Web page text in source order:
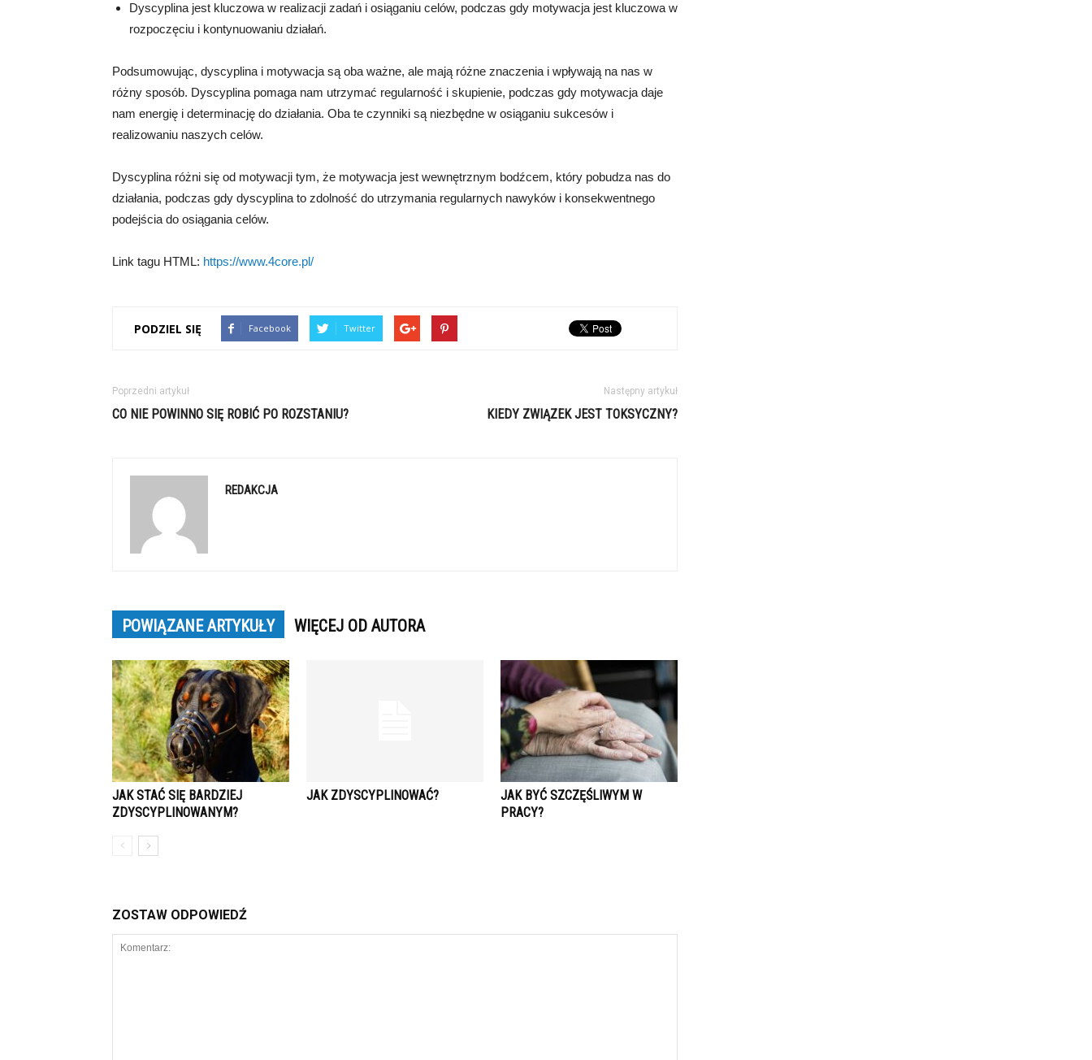
Dyscyplina jest kluczowa w realizacji zadań i osiąganiu celów, podczas gdy motywacja jest kluczowa w
rozpoczęciu i kontynuowaniu działań.
Podsumowując, dyscyplina i motywacja są oba ważne, ale mają różne znaczenia i wpływają na nas w
różny sposób. Dyscyplina pomaga nam utrzymać regularność i skupienie, podczas gdy motywacja daje
nam energię i determinację do działania. Oba te czynniki są niezbędne w osiąganiu sukcesów i
realizowaniu naszych celów.
Dyscyplina różni się od motywacji tym, że motywacja jest wewnętrznym bodźcem, który pobudza nas do
działania, podczas gdy dyscyplina to zdolność do utrzymania regularnych nawyków i konsekwentnego
podejścia do osiągania celów.
Link tagu HTML: https://www.4core.pl/
PODZIEL SIĘ Facebook Twitter
Poprzedni artykuł
CO NIE POWINNO SIĘ ROBIĆ PO ROZSTANIU?
Następny artykuł
KIEDY ZWIĄZEK JEST TOKSYCZNY?
REDAKCJA
POWIĄZANE ARTYKUŁY WIĘCEJ OD AUTORA
JAK STAĆ SIĘ BARDZIEJ
ZDYSCYPLINOWANYM?
JAK ZDYSCYPLINOWAĆ?
JAK BYĆ SZCZĘŚLIWYM W
PRACY?
ZOSTAW ODPOWIEDŹ